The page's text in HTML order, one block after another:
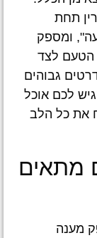
תחת
ומספק
הטעם לצד
גבוהים
לכם אוכל
את כל הלב
מתאים
מענה